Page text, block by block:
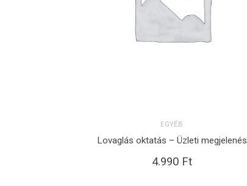
KOSÁRBA TESZEM
EGYÉB
Lovaglás oktatás – Üzleti megjelenés
4.990 Ft